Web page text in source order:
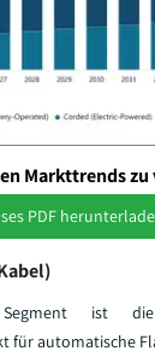
Markttrends zu
PDF
ist die
für automatische